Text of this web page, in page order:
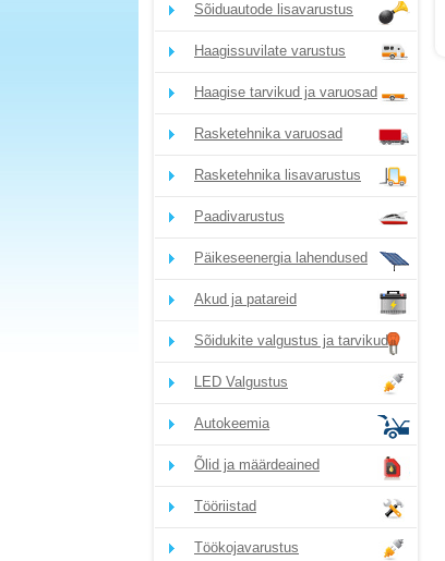
Sõiduautode lisavarustus
Haagissuvilate varustus
Haagise tarvikud ja varuosad
Rasketehnika varuosad
Rasketehnika lisavarustus
Paadivarustus
Päikeseenergia lahendused
Akud ja patareid
Sõidukite valgustus ja tarvikud
LED Valgustus
Autokeemia
Õlid ja määrdeained
Tööriistad
Töökojavarustus